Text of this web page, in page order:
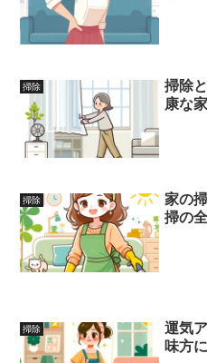
掃除
掃除
康な
掃除
家の
掃の
掃除
運気
味方